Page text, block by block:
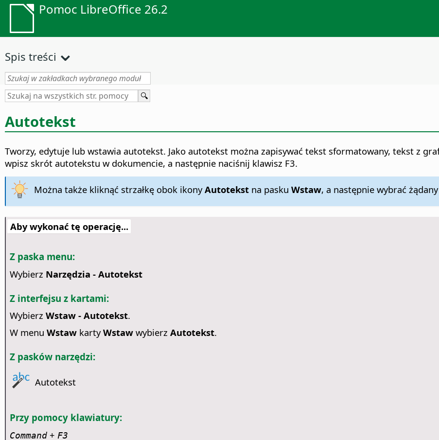
Pomoc LibreOffice 26.2
Spis treści
Autotekst
Tworzy, edytuje lub wstawia autotekst. Jako autotekst można zapisywać tekst sformatowany, tekst z
wpisz skrót autotekstu w dokumencie, a następnie naciśnij klawisz F3.
Można także kliknąć strzałkę obok ikonyAutotekstna pasku Wstaw, a następnie wybrać
Aby wykonać tę operację...
Z paska menu:
Wybierz Narzędzia - Autotekst
Z interfejsu z kartami:
Wybierz Wstaw - Autotekst.
W menu WstawkartyWstawwybierz Autotekst.
Z pasków narzędzi:
Autotekst
Przy pomocy klawiatury:
Command+ F3